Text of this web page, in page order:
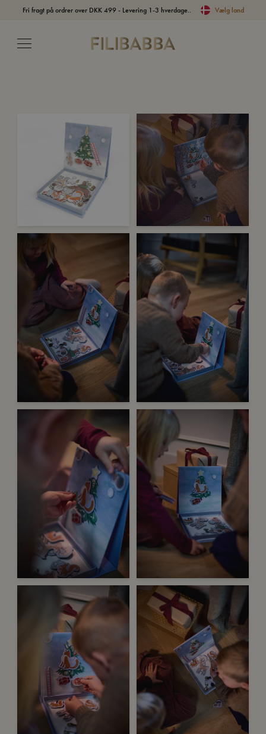
Fri fragt på ordrer over DKK 499 - Levering 1-3 hverdage.. Vælg land